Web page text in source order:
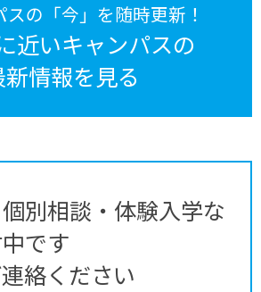
の「今」を随時更新！
近いキャンパスの
新情報を見る
別相談・体験入学な
です
絡ください